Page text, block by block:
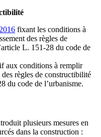
fixant les conditions à
des règles de
L. 151-28 du code de
aux conditions à remplir
règles de constructibilité
du code de l’urbanisme.
plusieurs mesures en
dans la construction :